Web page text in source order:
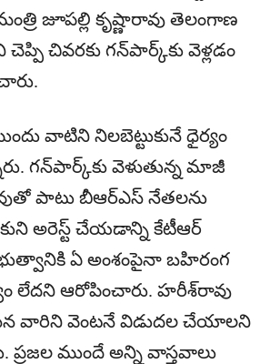
జూపల్లి కృష్ణారావు తెలంగాణ
చెప్పి చివరకు గన్‌పార్క్‌కు వెళ్లడం
వాటిని నిలబెట్టుకునే ధైర్యం
గన్‌పార్క్‌కు వెళుతున్న మాజీ
పాటు బీఆర్ఎస్ నేతలను
అరెస్ట్ చేయడాన్ని కేటీఆర్
ఏ అంశంపైనా బహిరంగ
లేదని ఆరోపించారు. హరీశ్‌రావు
వారిని వెంటనే విడుదల చేయాలని
ముందే అన్ని వాస్తవాలు